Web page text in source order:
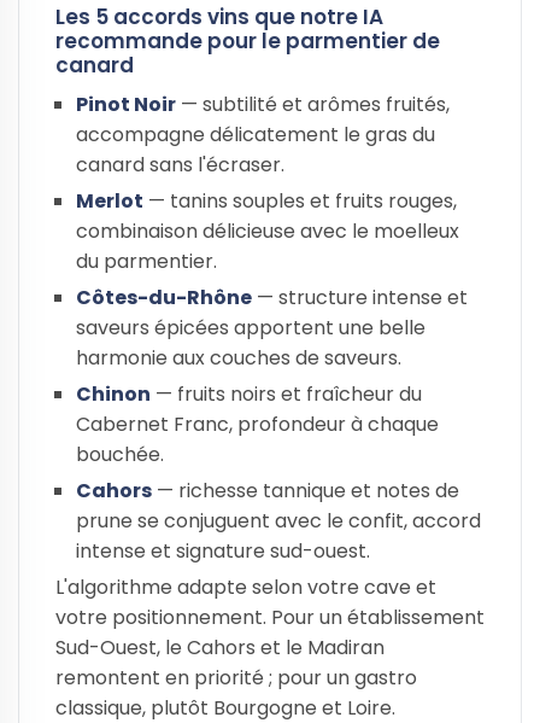
Les 5 accords vins que notre IA
recommande pour le parmentier de
canard
Pinot Noir — subtilité et arômes fruités,
accompagne délicatement le gras du
canard sans l'écraser.
Merlot — tanins souples et fruits rouges,
combinaison délicieuse avec le moelleux
du parmentier.
Côtes-du-Rhône — structure intense et
saveurs épicées apportent une belle
harmonie aux couches de saveurs.
Chinon — fruits noirs et fraîcheur du
Cabernet Franc, profondeur à chaque
bouchée.
Cahors — richesse tannique et notes de
prune se conjuguent avec le confit, accord
intense et signature sud-ouest.
L'algorithme adapte selon votre cave et
votre positionnement. Pour un établissement
Sud-Ouest, le Cahors et le Madiran
remontent en priorité ; pour un gastro
classique, plutôt Bourgogne et Loire.